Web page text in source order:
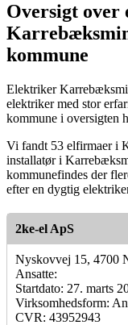
Oversigt
kommune
Elektriker
elektriker med stor
kommune i oversigten
Vi fandt 53 elfirmaer i
installatør i
kommunefindes der
efter en dygtig
2ke-el ApS
Nyskovvej 15, 4700
Ansatte:
Startdato: 27. marts
Virksomhedsform:
CVR: 43952943